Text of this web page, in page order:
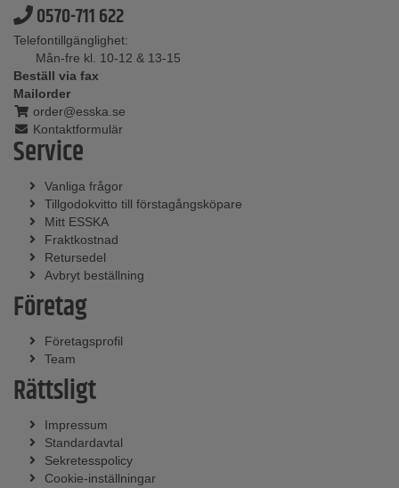
0570-711 622
Telefontillgänglighet:
Mån-fre kl. 10-12 & 13-15
Beställ via fax
Mailorder
order@esska.se
Kontaktformulär
Service
Vanliga frågor
Tillgodokvitto till förstagångsköpare
Mitt ESSKA
Fraktkostnad
Retursedel
Avbryt beställning
Företag
Företagsprofil
Team
Rättsligt
Impressum
Standardavtal
Sekretesspolicy
Cookie-inställningar